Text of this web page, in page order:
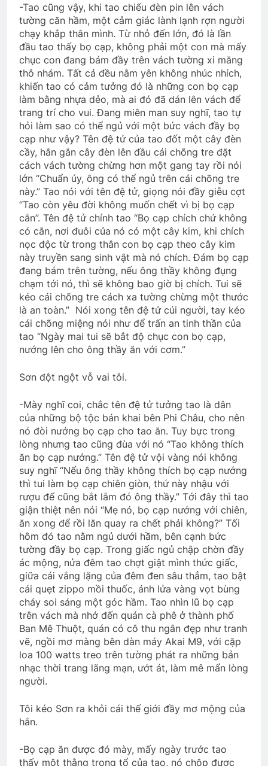
-Tao cũng vậy, khi tao chiếu đèn pin lên vách
tường căn hầm, một cảm giác lành lạnh rợn người
chạy khắp thân mình. Từ nhỏ đến lớn, đó là lần
đầu tao thấy bọ cạp, không phải một con mà mấy
chục con đang bám đầy trên vách tường xi măng
thô nhám. Tất cả đều nằm yên không nhúc nhích,
khiến tao có cảm tưởng đó là những con bọ cạp
làm bằng nhựa dẻo, mà ai đó đã dán lên vách để
trang trí cho vui. Đang miên man suy nghĩ, tao tự
hỏi làm sao có thể ngủ với một bức vách đầy bọ
cạp như vậy? Tên đệ tử của tao đốt một cây đèn
cầy, hắn gắn cây đèn lên đầu cái chõng tre đặt
cách vách tường chừng hơn một gang tay rồi nói
lớn “Chuẩn úy, ông có thể ngủ trên cái chõng tre
này.” Tao nói với tên đệ tử, giọng nói đầy giễu cợt
“Tao còn yêu đời không muốn chết vì bị bọ cạp
cắn”. Tên đệ tử chỉnh tao “Bọ cạp chích chứ không
có cắn, nơi đuôi của nó có một cây kim, khi chích
nọc độc từ trong thân con bọ cạp theo cây kim
này truyền sang sinh vật mà nó chích. Đám bọ cạp
đang bám trên tường, nếu ông thầy không đụng
chạm tới nó, thì sẽ không bao giờ bị chích. Tui sẽ
kéo cái chõng tre cách xa tường chừng một thước
là an toàn.” Nói xong tên đệ tử cúi người, tay kéo
cái chõng miệng nói như để trấn an tinh thần của
tao “Ngày mai tui sẽ bắt độ chục con bọ cạp,
nướng lên cho ông thầy ăn với cơm.”
Sơn đột ngột vỗ vai tôi.
-Mày nghĩ coi, chắc tên đệ tử tưởng tao là dân
của những bộ tộc bán khai bên Phi Châu, cho nên
nó đòi nướng bọ cạp cho tao ăn. Tuy bực trong
lòng nhưng tao cũng đùa với nó “Tao không thích
ăn bọ cạp nướng.” Tên đệ tử vội vàng nói không
suy nghĩ “Nếu ông thầy không thích bọ cạp nướng
thì tui làm bọ cạp chiên giòn, thứ này nhậu với
rượu đế cũng bắt lắm đó ông thầy.” Tới đây thì tao
giận thiệt nên nói “Mẹ nó, bọ cạp nướng với chiên,
ăn xong để rồi lăn quay ra chết phải không?” Tối
hôm đó tao nằm ngủ dưới hầm, bên cạnh bức
tường đầy bọ cạp. Trong giấc ngủ chập chờn đầy
ác mộng, nửa đêm tao chợt giật mình thức giấc,
giữa cái vắng lặng của đêm đen sâu thẳm, tao bật
cái quẹt zippo mồi thuốc, ánh lửa vàng vọt bùng
cháy soi sáng một góc hầm. Tao nhìn lũ bọ cạp
trên vách mà nhớ đến quán cà phê ở thành phố
Ban Mê Thuột, quán có cô thu ngân đẹp như tranh
vẽ, ngồi mơ màng bên dàn máy Akai M9, với cặp
loa 100 watts treo trên tường phát ra những bản
nhạc thời trang lãng mạn, ướt át, làm mê mẩn lòng
người.
Tôi kéo Sơn ra khỏi cái thế giới đầy mơ mộng của
hắn.
-Bọ cạp ăn được đó mày, mấy ngày trước tao
thấy một thằng trong tổ của tao, nó chộp được